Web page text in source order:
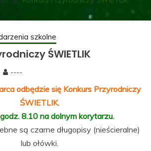
Z
IM. ARTURA
szkolne
ŚWIETLIK
----
odbędzie się Konkurs Przyrodniczy
ŚWIETLIK.
8.10 na dolnym korytarzu.
są czarne długopisy (nieścieralne)
lub ołówki.